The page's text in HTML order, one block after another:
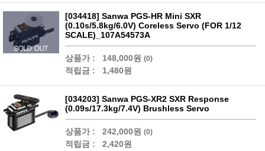
[034418] Sanwa PGS-HR Mini SXR
(0.10s/5.8kg/6.0V) Coreless Servo (FOR 1/12
SCALE)_107A54573A
상품가 : 148,000원 (0)
적립금 : 1,480원
[034203] Sanwa PGS-XR2 SXR Response
(0.09s/17.3kg/7.4V) Brushless Servo
상품가 : 242,000원 (0)
적립금 : 2,420원